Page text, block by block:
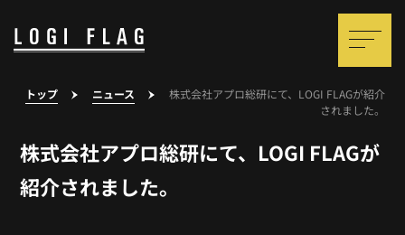
トップ ニュース
株式会社アプロ総研にて、LOGI FLAGが紹介
されました。
株式会社アプロ総研にて、LOGI FLAGが
紹介されました。